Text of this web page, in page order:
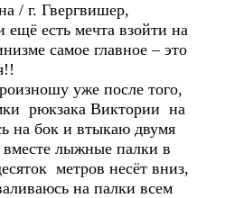
/ г. Гвергвишер,
ещё есть мечта взойти на
самое главное – это
уже после того,
рюкзака Виктории на
на бок и втыкаю двумя
лыжные палки в
метров несёт вниз,
на палки всем